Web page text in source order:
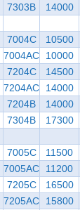
7303B 14000
7004C 10500
7004AC 10000
7204C 14500
7204AC 14000
7204B 14000
7304B 17300
7005C 11500
7005AC 11200
7205C 16500
7205AC 15800